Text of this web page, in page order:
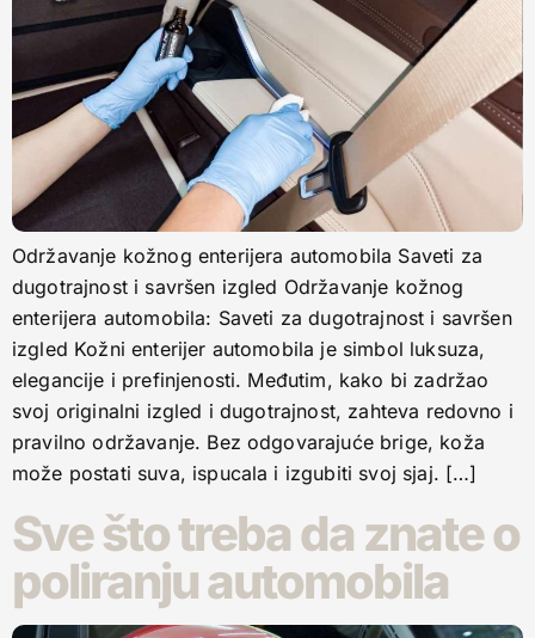
Održavanje kožnog enterijera automobila Saveti za
dugotrajnost i savršen izgled Održavanje kožnog
enterijera automobila: Saveti za dugotrajnost i savršen
izgled Kožni enterijer automobila je simbol luksuza,
elegancije i prefinjenosti. Međutim, kako bi zadržao
svoj originalni izgled i dugotrajnost, zahteva redovno i
pravilno održavanje. Bez odgovarajuće brige, koža
može postati suva, ispucala i izgubiti svoj sjaj. […]
Sve što treba da znate o
poliranju automobila